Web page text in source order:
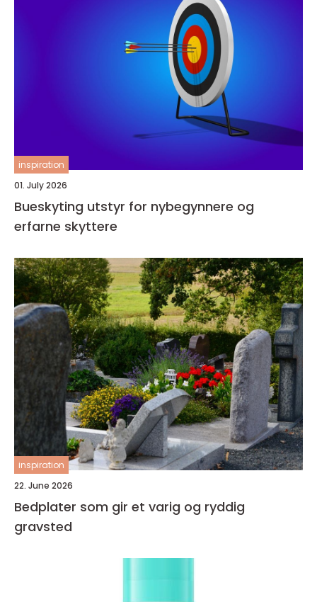
inspiration
01. July 2026
Bueskyting utstyr for nybegynnere og
erfarne skyttere
inspiration
22. June 2026
Bedplater som gir et varig og ryddig
gravsted